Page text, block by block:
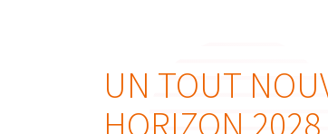
UN TOUT
HORIZON 2028